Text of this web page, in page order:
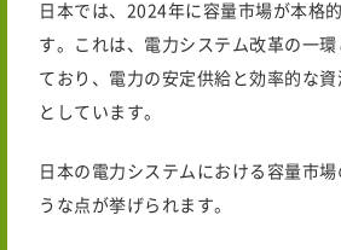
日本では、2024年に容量市場が本格
す。これは、電力システム改革の一環
ており、電力の安定供給と効率的な
としています。
日本の電力システムにおける容量市
うな点が挙げられます。